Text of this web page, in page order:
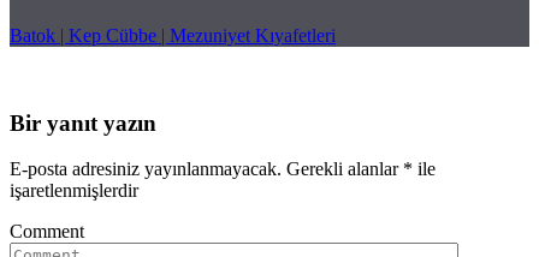
Batok | Kep Cübbe | Mezuniyet Kıyafetleri
Bir yanıt yazın
E-posta adresiniz yayınlanmayacak. Gerekli alanlar * ile
işaretlenmişlerdir
Comment